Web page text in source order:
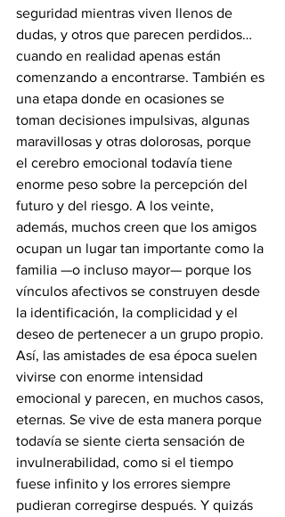
seguridad mientras viven llenos de
dudas, y otros que parecen perdidos…
cuando en realidad apenas están
comenzando a encontrarse. También es
una etapa donde en ocasiones se
toman decisiones impulsivas, algunas
maravillosas y otras dolorosas, porque
el cerebro emocional todavía tiene
enorme peso sobre la percepción del
futuro y del riesgo. A los veinte,
además, muchos creen que los amigos
ocupan un lugar tan importante como la
familia —o incluso mayor— porque los
vínculos afectivos se construyen desde
la identificación, la complicidad y el
deseo de pertenecer a un grupo propio.
Así, las amistades de esa época suelen
vivirse con enorme intensidad
emocional y parecen, en muchos casos,
eternas. Se vive de esta manera porque
todavía se siente cierta sensación de
invulnerabilidad, como si el tiempo
fuese infinito y los errores siempre
pudieran corregirse después. Y quizás